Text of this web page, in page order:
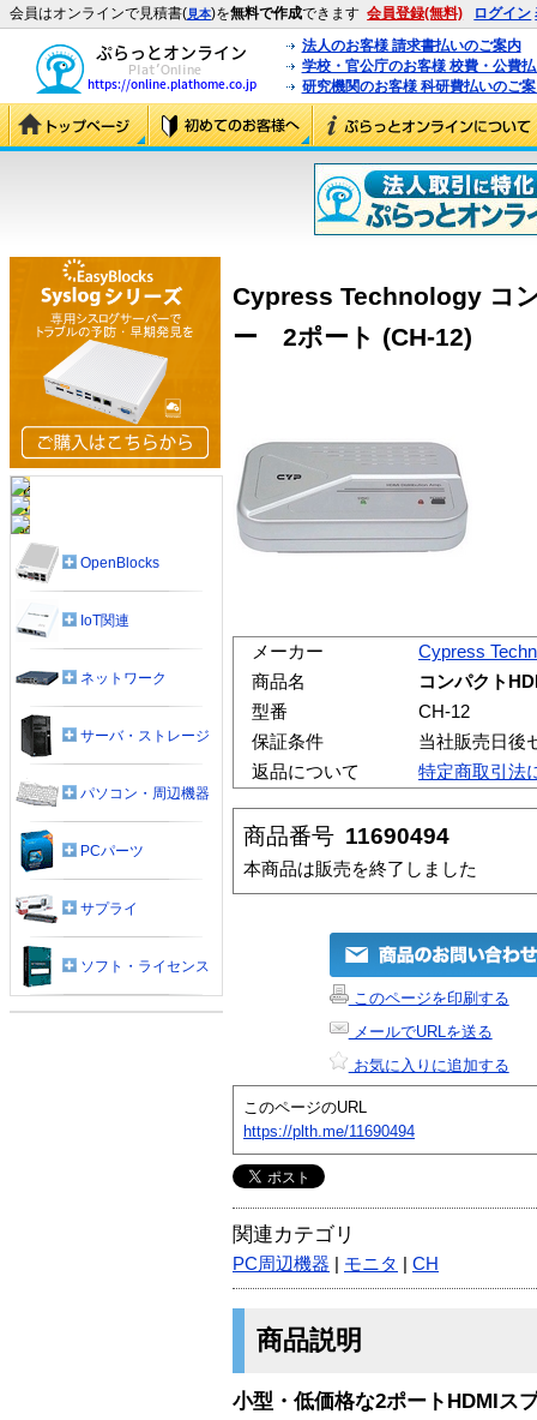
会員はオンラインで見積書(見本)を無料で作成できます 会員登録(無料) ログイン
法人のお客様 請求書払いのご案内
学校・官公庁のお客様 校費・公費
研究機関のお客様 科研費払いのご
Cypress Technology コ
ー 2ポート (CH-12)
メーカー
Cypress
商品名
コンパクト
型番
CH-12
保証条件
当社販売日後
返品について
特定商取引法
商品番号 11690494
本商品は販売を終了しました
このページを印刷する
メールでURLを送る
お気に入りに追加する
このページのURL
https://plth.me/11690494
関連カテゴリ
PC周辺機器 モニタ CH
商品説明
小型・低価格な2ポートHDMIス
OpenBlocks
IoT関連
ネットワーク
サーバ・ストレージ
パソコン・周辺機器
PCパーツ
サプライ
ソフト・ライセンス